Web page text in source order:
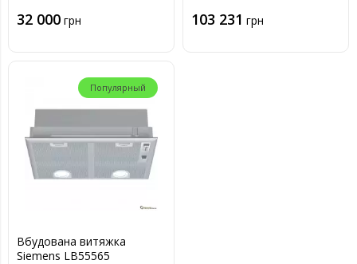
32 000 грн 103 231 грн
Популярный
Вбудована витяжка
Siemens LB55565